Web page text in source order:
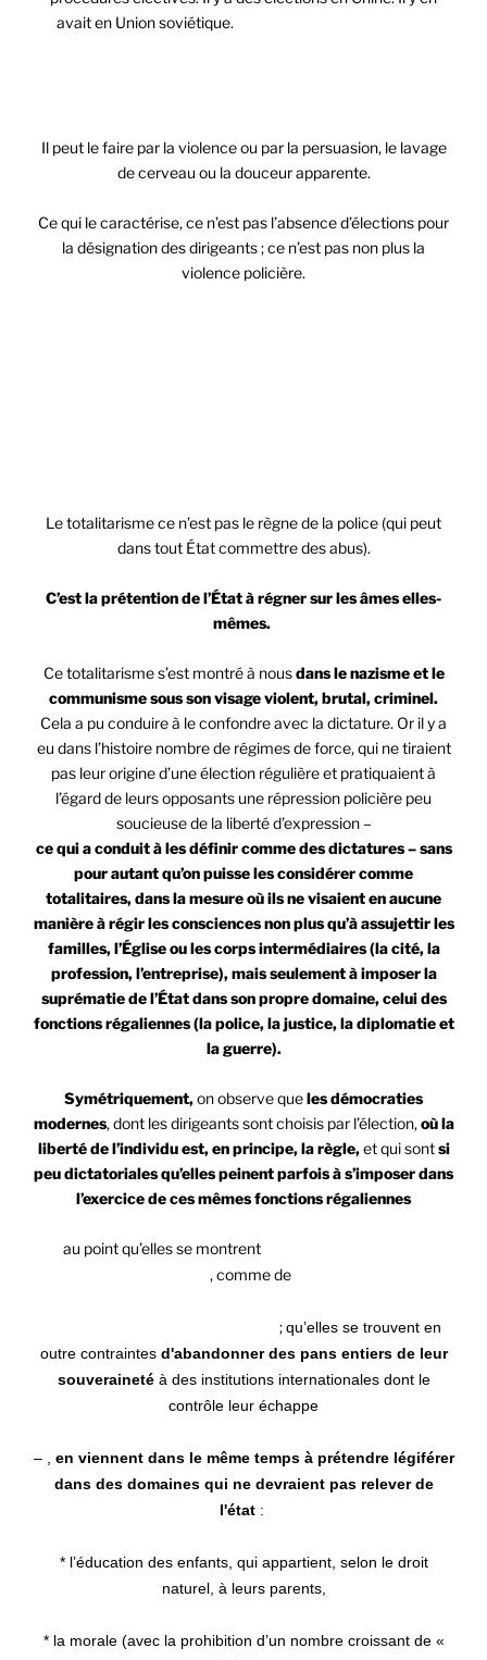
avait en Union soviétique.
Il peut le faire par la violence ou par la persuasion, le lavage
de cerveau ou la douceur apparente.
Ce qui le caractérise, ce n’est pas l’absence d’élections pour
la désignation des dirigeants ; ce n’est pas non plus la
violence policière.
Le totalitarisme ce n’est pas le règne de la police (qui peut
dans tout État commettre des abus).
C’est la prétention de l’État à régner sur les âmes elles-
mêmes.
Ce totalitarisme s’est montré à nousdans le nazisme et le
communisme sous son visage violent, brutal, criminel.
Cela a pu conduire à le confondre avec la dictature. Or il y a
eu dans l’histoire nombre de régimes de force, qui ne tiraient
pas leur origine d’une élection régulière et pratiquaient à
l’égard de leurs opposants une répression policière peu
soucieuse de la liberté d’expression –
ce qui a conduit à les définir comme des dictatures – sans
pour autant qu’on puisse les considérer comme
totalitaires, dans la mesure où ils ne visaient en aucune
manière à régir les consciences non plus qu’à assujettir les
familles, l’Église ou les corps intermédiaires (la cité, la
profession, l’entreprise), mais seulement à imposer la
suprématie de l’État dans son propre domaine, celui des
fonctions régaliennes (la police, la justice, la diplomatie et
la guerre).
Symétriquement,on observe queles démocraties
modernes, dont les dirigeants sont choisis par l’élection,où la
liberté de l’individu est, en principe, la règle,et qui sontsi
peu dictatoriales qu’elles peinent parfois à s’imposer dans
l’exercice de ces mêmes fonctions régaliennes
au point qu’elles se montrent
, comme de
;qu’elles se trouvent en
outre contraintes d'abandonner des pans entiers de leur
souveraineté à des institutions internationales dont le
contrôle leur échappe
– ,
en viennent dans le même temps à prétendre légiférer
dans des domaines qui ne devraient pas relever de
l'état :
* l’éducation des enfants, qui appartient, selon le droit
naturel, à leurs parents,
* la morale (avec la prohibition d’un nombre croissant de «